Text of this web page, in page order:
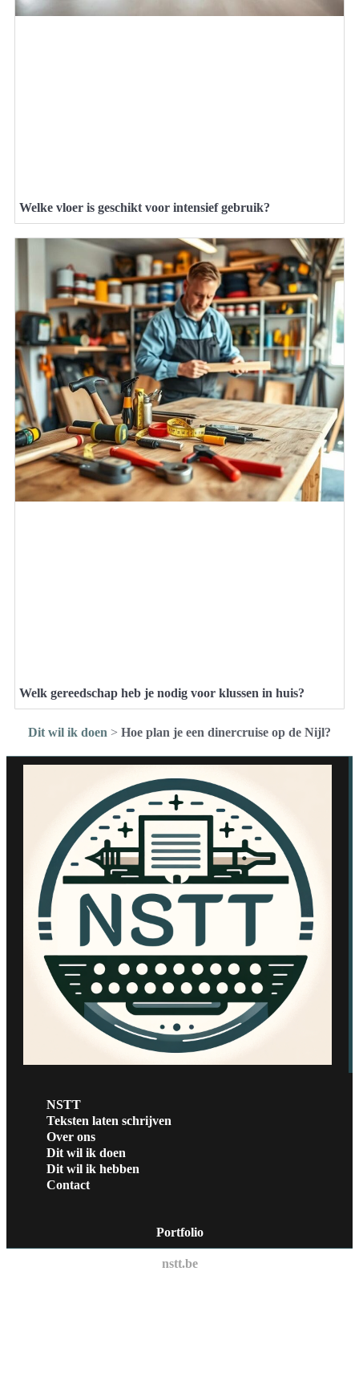
Welke vloer is geschikt voor intensief gebruik?
Welk gereedschap heb je nodig voor klussen in huis?
Dit wil ik doen > Hoe plan je een dinercruise op de Nijl?
NSTT
Teksten laten schrijven
Over ons
Dit wil ik doen
Dit wil ik hebben
Contact
Portfolio
nstt.be